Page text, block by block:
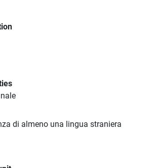
di almeno una lingua straniera